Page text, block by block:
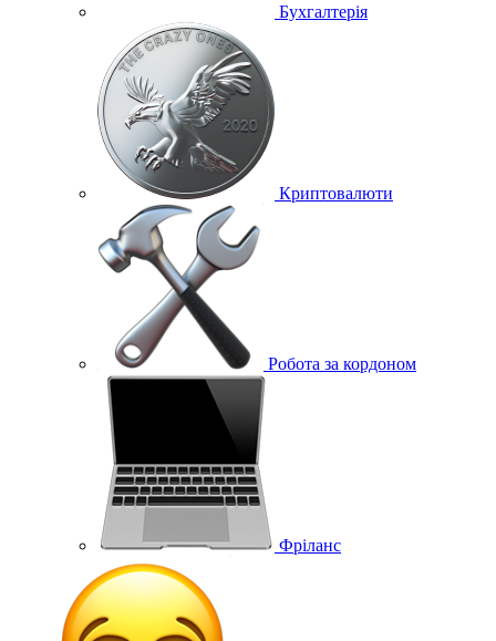
Бухгалтерія
Криптовалюти
Робота за кордоном
Фріланс